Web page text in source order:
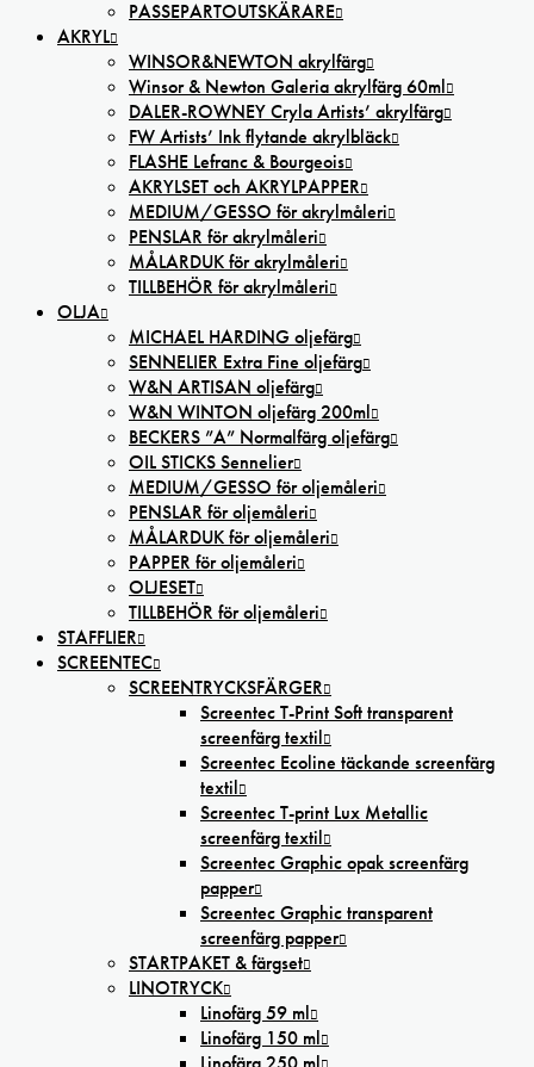
PASSEPARTOUTSKÄRARE
AKRYL
WINSOR&NEWTON akrylfärg
Winsor & Newton Galeria akrylfärg 60ml
DALER-ROWNEY Cryla Artists’ akrylfärg
FW Artists’ Ink flytande akrylbläck
FLASHE Lefranc & Bourgeois
AKRYLSET och AKRYLPAPPER
MEDIUM/GESSO för akrylmåleri
PENSLAR för akrylmåleri
MÅLARDUK för akrylmåleri
TILLBEHÖR för akrylmåleri
OLJA
MICHAEL HARDING oljefärg
SENNELIER Extra Fine oljefärg
W&N ARTISAN oljefärg
W&N WINTON oljefärg 200ml
BECKERS ”A” Normalfärg oljefärg
OIL STICKS Sennelier
MEDIUM/GESSO för oljemåleri
PENSLAR för oljemåleri
MÅLARDUK för oljemåleri
PAPPER för oljemåleri
OLJESET
TILLBEHÖR för oljemåleri
STAFFLIER
SCREENTEC
SCREENTRYCKSFÄRGER
Screentec T-Print Soft transparent
screenfärg textil
Screentec Ecoline täckande screenfärg
textil
Screentec T-print Lux Metallic
screenfärg textil
Screentec Graphic opak screenfärg
papper
Screentec Graphic transparent
screenfärg papper
STARTPAKET & färgset
LINOTRYCK
Linofärg 59 ml
Linofärg 150 ml